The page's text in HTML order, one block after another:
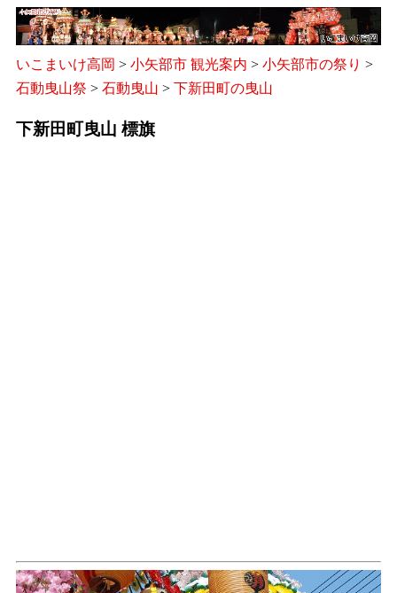
いこまいけ高岡 > 小矢部市 観光案内 > 小矢部市の祭り >
石動曳山祭 > 石動曳山 > 下新田町の曳山
下新田町曳山 標旗